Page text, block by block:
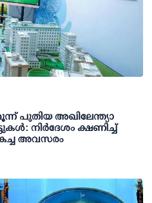
പുതിയ അഖിലേന്ത്യാ
നിര്‍ദേശം ക്ഷണിച്ച്
അവസരം